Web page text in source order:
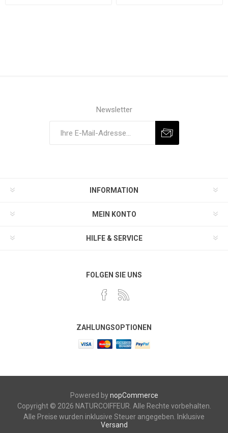
Newsletter
INFORMATION
MEIN KONTO
HILFE & SERVICE
FOLGEN SIE UNS
ZAHLUNGSOPTIONEN
Powered bynopCommerce
Copyright © 2026 NATURCOIFFEUR. Alle Rechte vorbehalten.
Alle Preise wurden inklusive Steuer angegeben. Inklusive
Versand